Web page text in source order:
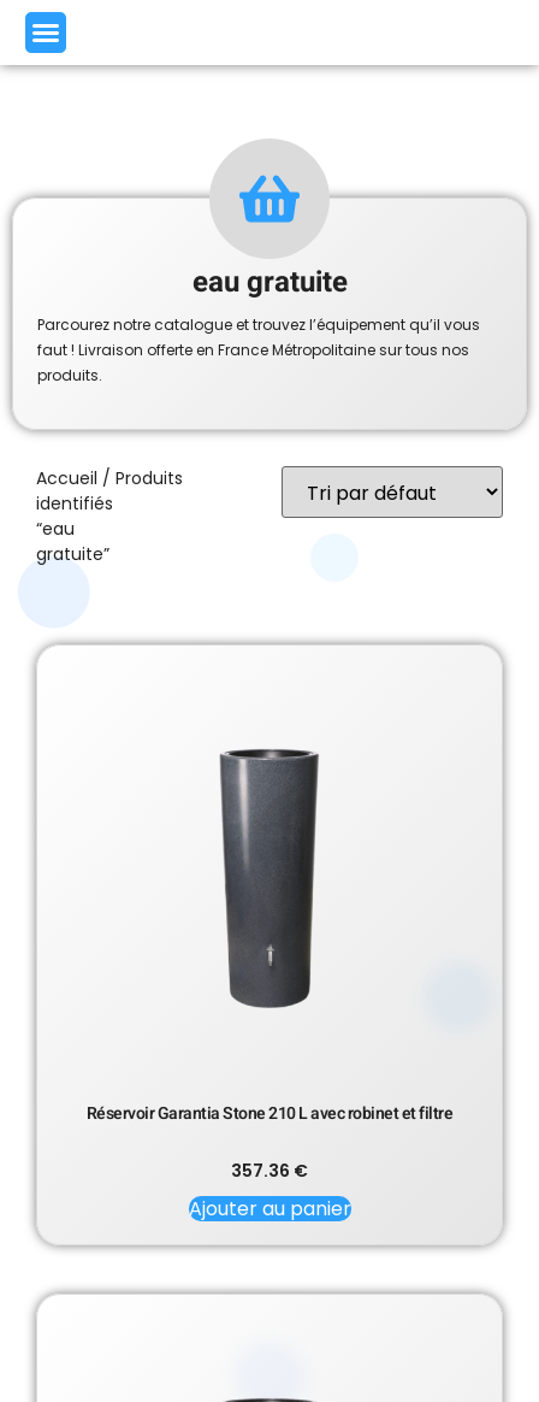
eau gratuite
Parcourez notre catalogue et trouvez l’équipement qu’il vous
faut ! Livraison offerte en France Métropolitaine sur tous nos
produits.
Accueil / Produits
identifiés
“eau
gratuite”
Réservoir Garantia Stone 210 L avec robinet et filtre
357.36 €
Ajouter au panier